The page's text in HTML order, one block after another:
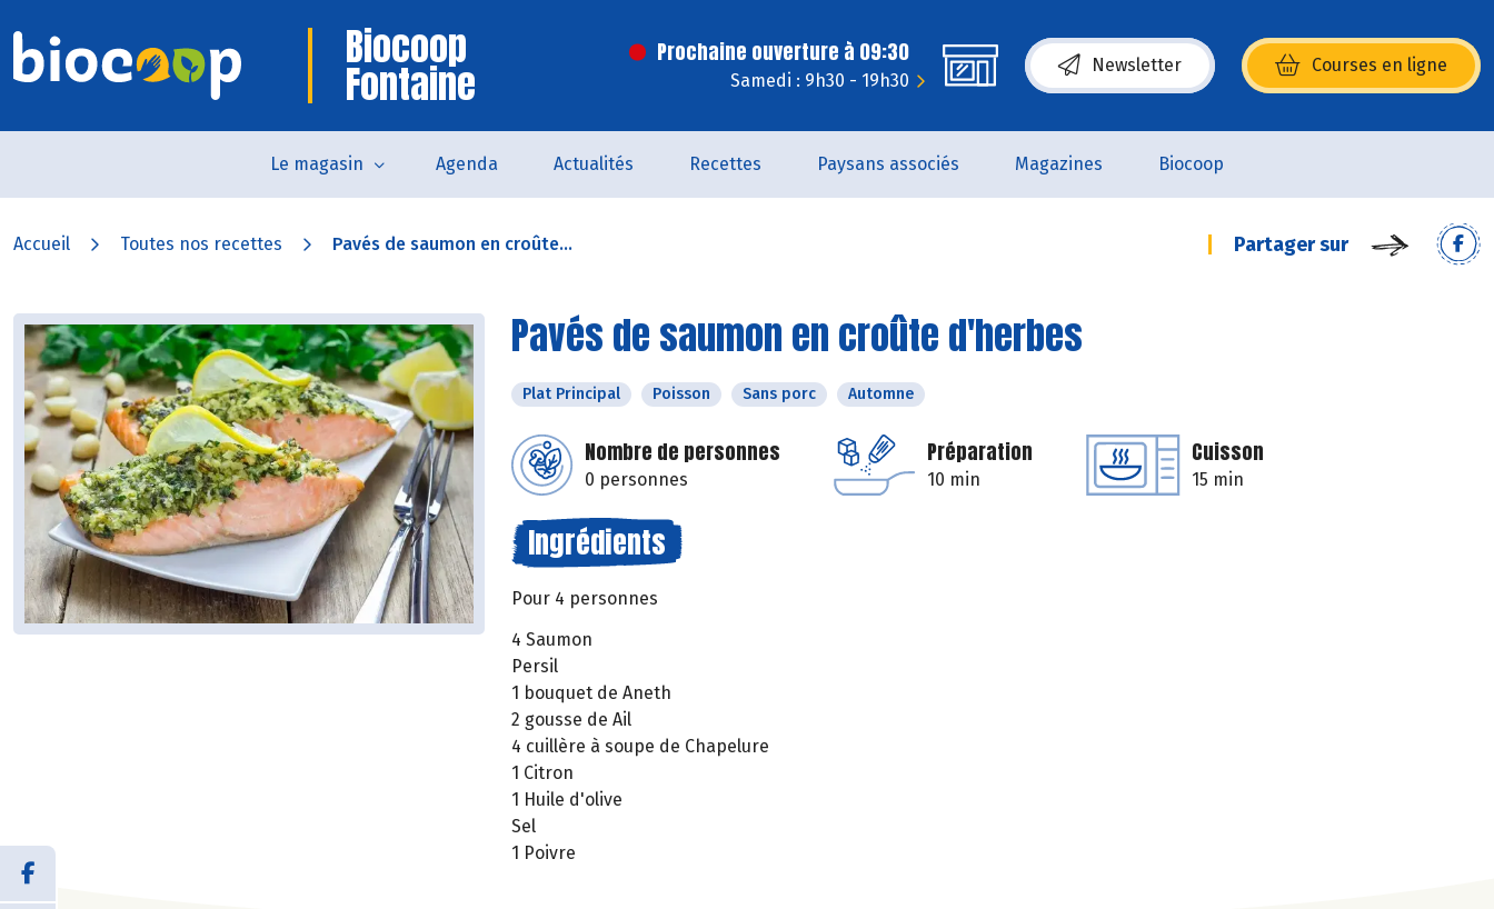
Biocoop
Fontaine
Prochaine ouverture à 09:30
Samedi : 9h30 - 19h30
Newsletter Courses en ligne
(s’ouvre dans une nouvelle fenêtre)
Le magasin Agenda Actualités Recettes Paysans associés Magazines Biocoop
Accueil Toutes nos recettes Pavés de saumon en croûte... Partager sur
Pavés de saumon en croûte d'herbes
Plat Principal Poisson Sans porc Automne
Nombre de personnes
0 personnes
Préparation
10 min
Cuisson
15 min
Ingrédients
Pour 4 personnes
4 Saumon
Persil
1 bouquet de Aneth
2 gousse de Ail
4 cuillère à soupe de Chapelure
1 Citron
1 Huile d'olive
Sel
1 Poivre